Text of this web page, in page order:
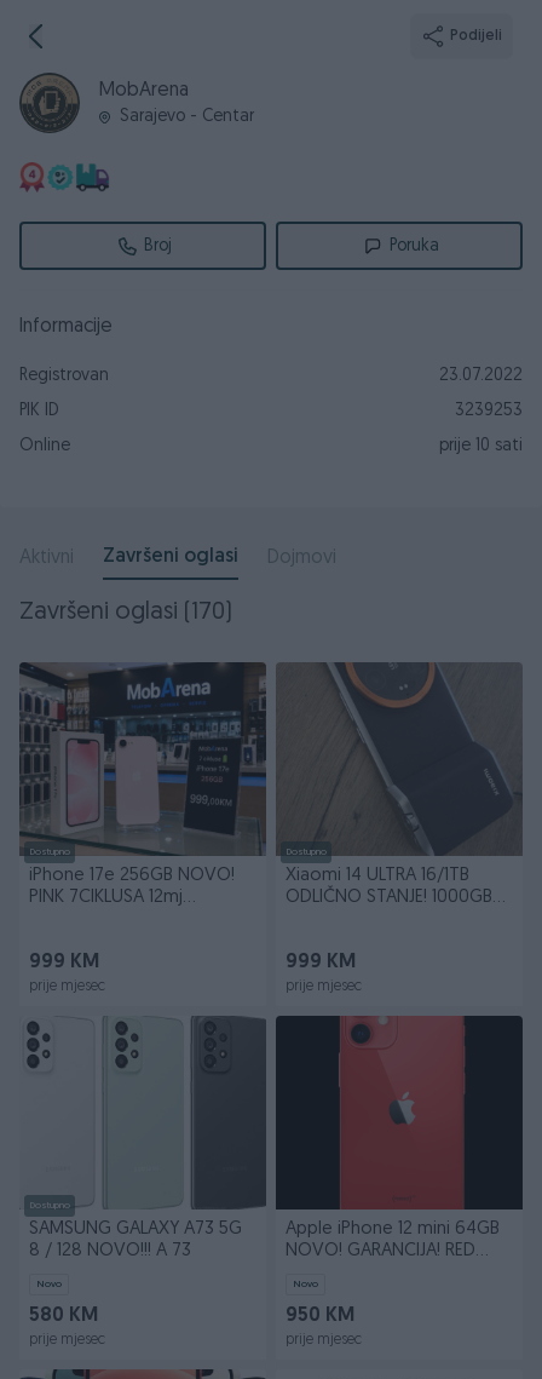
Podijeli
MobArena
Sarajevo - Centar
Broj Poruka
Informacije
Registrovan
23.07.2022
PIK ID
3239253
Online
prije 10 sati
Aktivni Završeni oglasi Dojmovi
Završeni oglasi (170)
Dostupno
iPhone 17e 256GB NOVO!
PINK 7CIKLUSA 12mj
999 KM
prije mjesec
Dostupno
Xiaomi 14 ULTRA 16/1TB
ODLIČNO STANJE! 1000GB
999 KM
prije mjesec
Dostupno
SAMSUNG GALAXY A73 5G
8 / 128 NOVO!!! A 73
Novo
580 KM
prije mjesec
Apple iPhone 12 mini 64GB
NOVO! GARANCIJA! RED
Novo
950 KM
prije mjesec